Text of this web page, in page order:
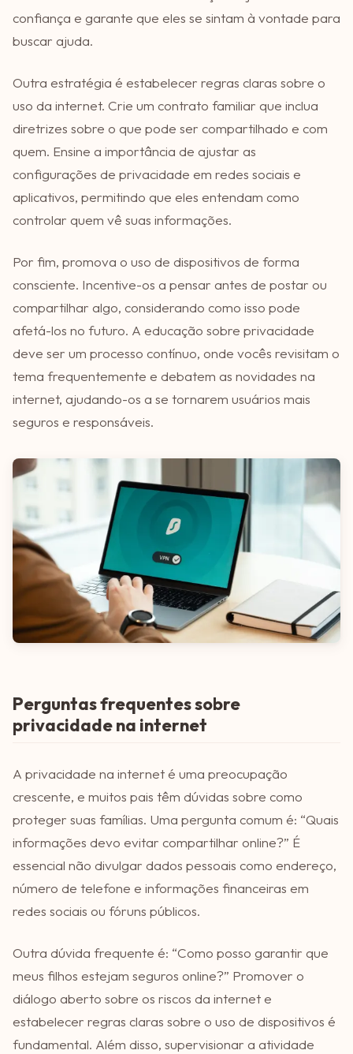
confiança e garante que eles se sintam à vontade para
buscar ajuda.
Outra estratégia é estabelecer regras claras sobre o
uso da internet. Crie um contrato familiar que inclua
diretrizes sobre o que pode ser compartilhado e com
quem. Ensine a importância de ajustar as
configurações de privacidade em redes sociais e
aplicativos, permitindo que eles entendam como
controlar quem vê suas informações.
Por fim, promova o uso de dispositivos de forma
consciente. Incentive-os a pensar antes de postar ou
compartilhar algo, considerando como isso pode
afetá-los no futuro. A educação sobre privacidade
deve ser um processo contínuo, onde vocês revisitam o
tema frequentemente e debatem as novidades na
internet, ajudando-os a se tornarem usuários mais
seguros e responsáveis.
Perguntas frequentes sobre
privacidade na internet
A privacidade na internet é uma preocupação
crescente, e muitos pais têm dúvidas sobre como
proteger suas famílias. Uma pergunta comum é: “Quais
informações devo evitar compartilhar online?” É
essencial não divulgar dados pessoais como endereço,
número de telefone e informações financeiras em
redes sociais ou fóruns públicos.
Outra dúvida frequente é: “Como posso garantir que
meus filhos estejam seguros online?” Promover o
diálogo aberto sobre os riscos da internet e
estabelecer regras claras sobre o uso de dispositivos é
fundamental. Além disso, supervisionar a atividade